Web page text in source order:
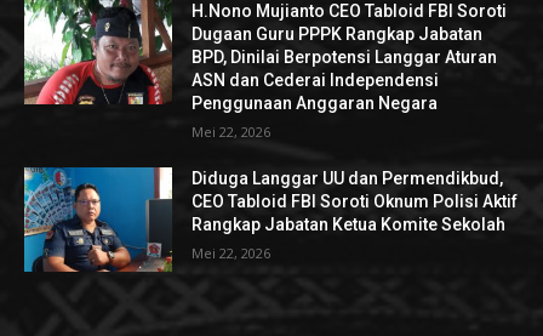
H.Nono Mujianto CEO Tabloid FBI Soroti
Dugaan Guru PPPK Rangkap Jabatan
BPD, Dinilai Berpotensi Langgar Aturan
ASN dan Cederai Independensi
Penggunaan Anggaran Negara
Mei 22, 2026
Diduga Langgar UU dan Permendikbud,
CEO Tabloid FBI Soroti Oknum Polisi Aktif
Rangkap Jabatan Ketua Komite Sekolah
Mei 22, 2026